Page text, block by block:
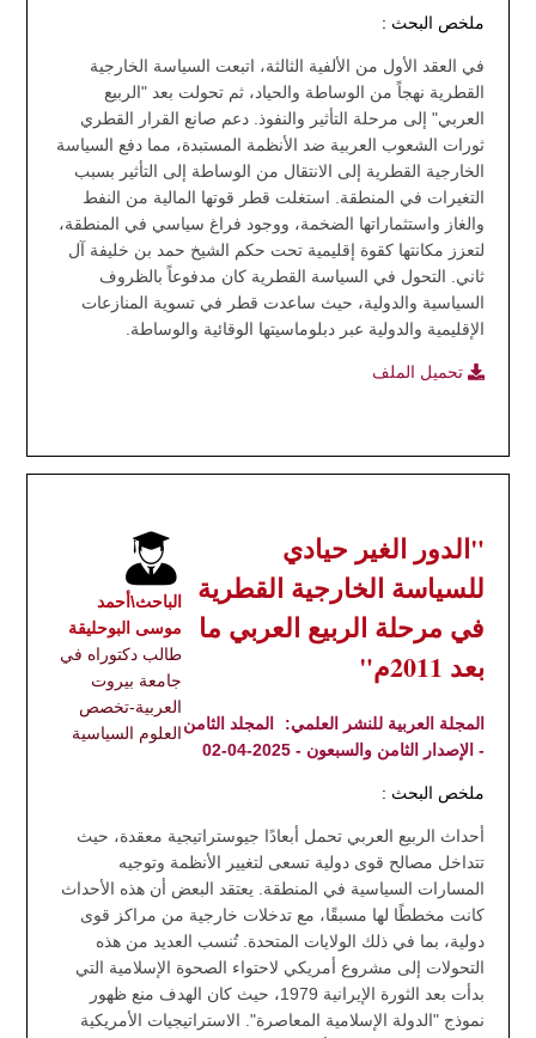
ملخص البحث :
في العقد الأول من الألفية الثالثة، اتبعت السياسة الخارجية
القطرية نهجاً من الوساطة والحياد، ثم تحولت بعد "الربيع
العربي" إلى مرحلة التأثير والنفوذ. دعم صانع القرار القطري
ثورات الشعوب العربية ضد الأنظمة المستبدة، مما دفع السياسة
الخارجية القطرية إلى الانتقال من الوساطة إلى التأثير بسبب
التغيرات في المنطقة. استغلت قطر قوتها المالية من النفط
والغاز واستثماراتها الضخمة، ووجود فراغ سياسي في المنطقة،
لتعزز مكانتها كقوة إقليمية تحت حكم الشيخ حمد بن خليفة آل
ثاني. التحول في السياسة القطرية كان مدفوعاً بالظروف
السياسية والدولية، حيث ساعدت قطر في تسوية المنازعات
الإقليمية والدولية عبر دبلوماسيتها الوقائية والوساطة.
تحميل الملف
الباحث\أحمد
موسى البوحليقة
طالب دكتوراه في
جامعة بيروت
العربية-تخصص
العلوم السياسية
"الدور الغير حيادي
للسياسة الخارجية القطرية
في مرحلة الربيع العربي ما
بعد 2011م"
المجلة العربية للنشر العلمي:
المجلد الثامن
- الإصدار الثامن والسبعون - 2025-04-02
ملخص البحث :
أحداث الربيع العربي تحمل أبعادًا جيوستراتيجية معقدة، حيث
تتداخل مصالح قوى دولية تسعى لتغيير الأنظمة وتوجيه
المسارات السياسية في المنطقة. يعتقد البعض أن هذه الأحداث
كانت مخططًا لها مسبقًا، مع تدخلات خارجية من مراكز قوى
دولية، بما في ذلك الولايات المتحدة. تُنسب العديد من هذه
التحولات إلى مشروع أمريكي لاحتواء الصحوة الإسلامية التي
بدأت بعد الثورة الإيرانية 1979، حيث كان الهدف منع ظهور
نموذج "الدولة الإسلامية المعاصرة". الاستراتيجيات الأمريكية